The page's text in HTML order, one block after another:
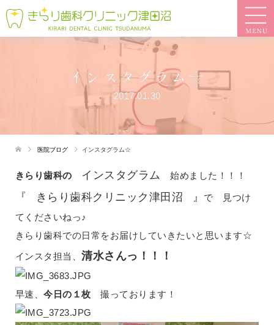
インスタグラム☆
2017.01.30
医院ブログ インスタグラム☆
きらり歯科の インスタグラム 始めました！！！
『 きらり歯科クリニック津田沼 』
で 見つけ
てくださいねっ♪
きらり歯科での日常をお届けしていきたいと思います☆
インスタ担当、清水さんっ！！！
早速、今日の１枚 撮っております！